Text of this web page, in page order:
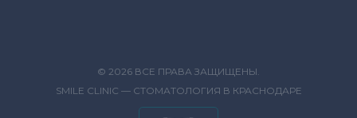
© 2026 ВСЕ ПРАВА ЗАЩИЩЕНЫ.
SMILE CLINIC — СТОМАТОЛОГИЯ В КРАСНОДАРЕ